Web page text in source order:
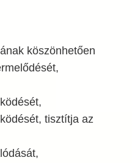
köszönhetően
tisztítja az